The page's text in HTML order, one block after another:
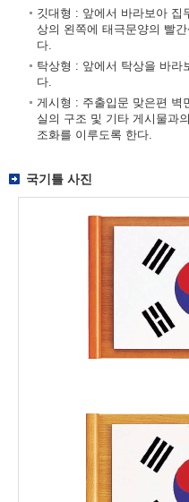
깃대형 : 앞에서 바라보아 집
상의 왼쪽에 태극문양의 빨
다.
탁상형 : 앞에서 탁상을 바라
다.
게시형 : 주출입문 맞은편 벽
실의 구조 및 기타 게시물과
조화를 이루도록 한다.
국기틀 사진